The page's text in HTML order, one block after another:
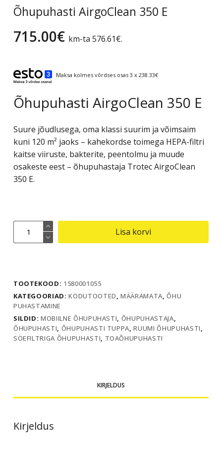
Õhupuhasti AirgoClean 350 E
715.00€ km-ta 576.61€.
Maksa kolmes võrdses osas 3 x 238.33€
Õhupuhasti AirgoClean 350 E
Suure jõudlusega, oma klassi suurim ja võimsaim
kuni 120 m² jaoks – kahekordse toimega HEPA-filtri
kaitse viiruste, bakterite, peentolmu ja muude
osakeste eest – õhupuhastaja Trotec AirgoClean
350 E.
Õhupuhasti
AirgoClean
Lisa korvi
TOOTEKOOD: 1580001055
KATEGOORIAD:KODUTOOTED,MÄÄRAMATA,ÕHU
PUHASTAMINE
SILDID:MOBIILNE ÕHUPUHASTI, ÕHUPUHASTAJA,
ÕHUPUHASTI, ÕHUPUHASTI TUPPA,RUUMI ÕHUPUHASTI,
SÖEFILTRIGA ÕHUPUHASTI, TOAÕHUPUHASTI
KIRJELDUS
Kirjeldus